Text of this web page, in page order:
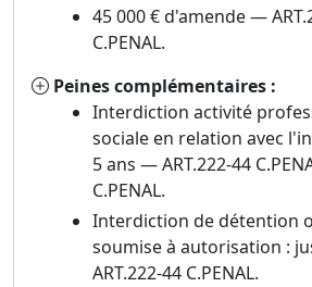
45 000 € d'amende —
C.PENAL.
Peines complémentaires :
Interdiction activité
sociale en relation avec
5 ans — ART.222-44
C.PENAL.
Interdiction de détention
soumise à autorisation :
ART.222-44 C.PENAL.